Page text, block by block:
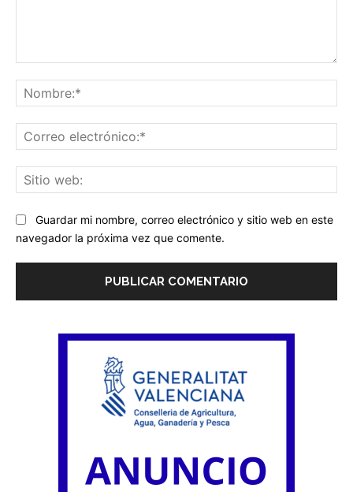
Guardar mi nombre, correo electrónico y sitio web en este
navegador la próxima vez que comente.